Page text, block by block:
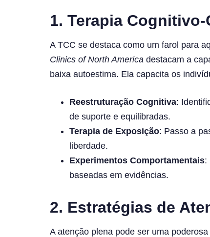
1. Terapia
A TCC se destaca como um farol para
Clinics of North America destacam a
baixa autoestima. Ela capacita os
Reestruturação Cognitiva:
de suporte e equilibradas.
Terapia de Exposição: Passo a
liberdade.
Experimentos Comportamentais:
baseadas em evidências.
2. Estratégias de
A atenção plena pode ser uma